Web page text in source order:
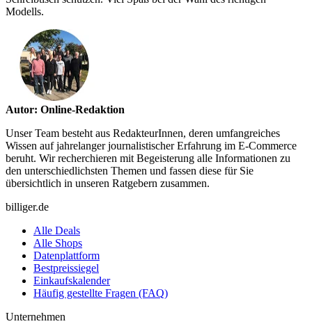
Modells.
Autor: Online-Redaktion
Unser Team besteht aus RedakteurInnen, deren umfangreiches
Wissen auf jahrelanger journalistischer Erfahrung im E-Commerce
beruht. Wir recherchieren mit Begeisterung alle Informationen zu
den unterschiedlichsten Themen und fassen diese für Sie
übersichtlich in unseren Ratgebern zusammen.
billiger.de
Alle Deals
Alle Shops
Datenplattform
Bestpreissiegel
Einkaufskalender
Häufig gestellte Fragen (FAQ)
Unternehmen